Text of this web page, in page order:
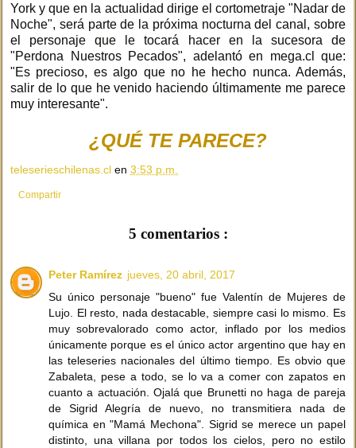
York y que en la actualidad dirige el cortometraje "Nadar de
Noche", será parte de la próxima nocturna del canal, sobre
el personaje que le tocará hacer en la sucesora de
"Perdona Nuestros Pecados", adelantó en mega.cl que:
"Es precioso, es algo que no he hecho nunca. Además,
salir de lo que he venido haciendo últimamente me parece
muy interesante".
¿QUÉ TE PARECE?
teleserieschilenas.cl en 3:53 p.m.
Compartir
5 comentarios :
Peter Ramírez jueves, 20 abril, 2017
Su único personaje "bueno" fue Valentín de Mujeres de
Lujo. El resto, nada destacable, siempre casi lo mismo. Es
muy sobrevalorado como actor, inflado por los medios
únicamente porque es el único actor argentino que hay en
las teleseries nacionales del último tiempo. Es obvio que
Zabaleta, pese a todo, se lo va a comer con zapatos en
cuanto a actuación. Ojalá que Brunetti no haga de pareja
de Sigrid Alegría de nuevo, no transmitiera nada de
química en "Mamá Mechona". Sigrid se merece un papel
distinto, una villana por todos los cielos, pero no estilo